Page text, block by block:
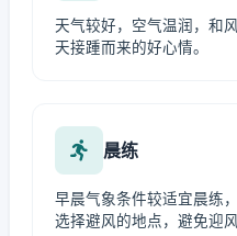
天气较好，空气温润，和
天接踵而来的好心情。
晨练
早晨气象条件较适宜晨练
选择避风的地点，避免迎风